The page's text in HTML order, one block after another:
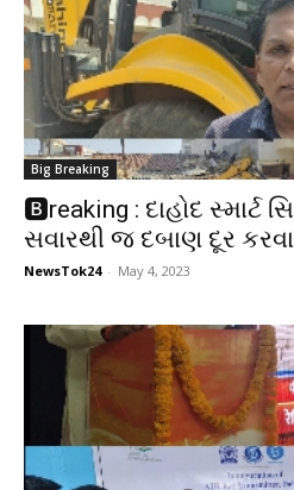
Big Breaking
🅱️reaking : દાહોદ સ્માર્ટ
સવારથી જ દબાણ દૂર
NewsTok24 - May 4, 2023